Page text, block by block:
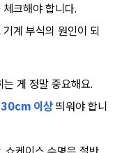
크해야 합니다.
계 부식의 원인이 되
게 정말 중요해요.
30cm 이상띄워야 합니